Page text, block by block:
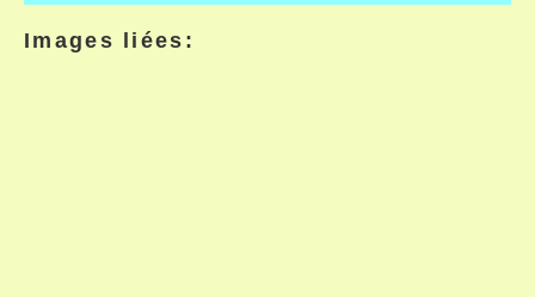
Images liées: